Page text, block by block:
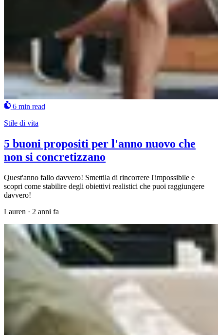
6 min read
Stile di vita
5 buoni propositi per l'anno nuovo che
non si concretizzano
Quest'anno fallo davvero! Smettila di rincorrere l'impossibile e
scopri come stabilire degli obiettivi realistici che puoi raggiungere
davvero!
Lauren · 2 anni fa